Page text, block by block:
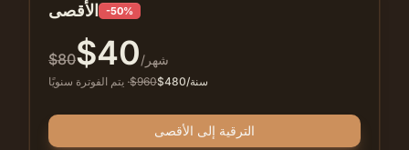
الأقصى -50%
$80$40 /شهر
يتم الفوترة سنويًا ·$960$480 /سنة
الترقية إلى الأقصى